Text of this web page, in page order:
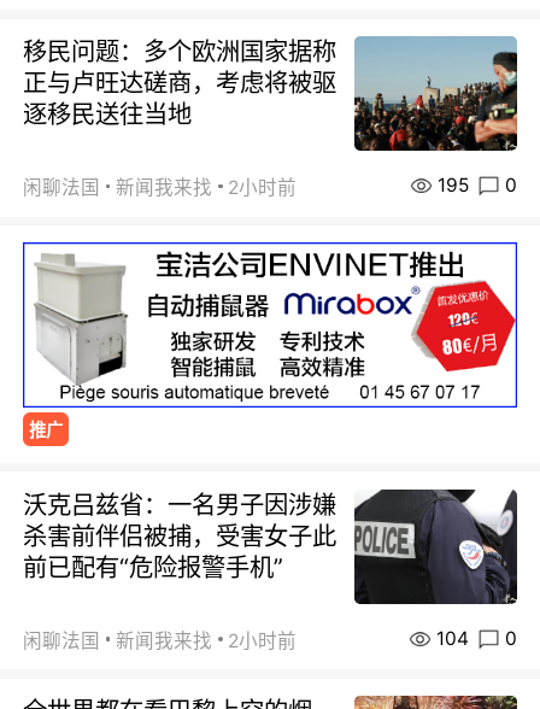
移民问题：多个欧洲国家据称
正与卢旺达磋商，考虑将被驱
逐移民送往当地
闲聊法国 新闻我来找 2小时前 195 0
推广
沃克吕兹省：一名男子因涉嫌
杀害前伴侣被捕，受害女子此
前已配有“危险报警手机”
闲聊法国 新闻我来找 2小时前 104 0